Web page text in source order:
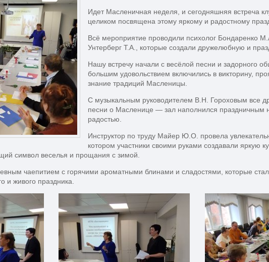
Идет Масленичная неделя, и сегодняшняя встреча
целиком посвящена этому яркому и радостному
Всё мероприятие проводили психолог Бондаренко
Унтерберг Т.А., которые создали дружелюбную и
Нашу встречу начали с весёлой песни и задорного
большим удовольствием включились в викторину,
знание традиций Масленицы.
С музыкальным руководителем В.Н. Гороховым все
песни о Масленице — зал наполнился праздничным
радостью.
Инструктор по труду Майер Ю.О. провела
котором участники своими руками создавали яркую
символ веселья и прощания с зимой.
чаепитием с горячими ароматными блинами и сладостями, которые
и живого праздника.